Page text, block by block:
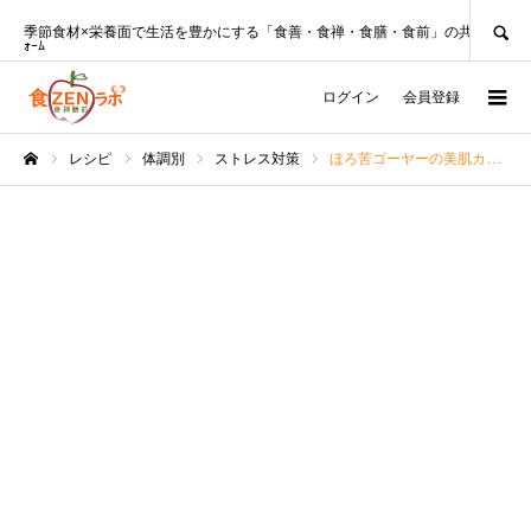
季節食材×栄養面で生活を豊かにする「食善・食禅・食膳・食前」の共創ﾌﾟﾗｯﾄﾌ
ｫｰﾑ
ログイン 会員登録
レシピ 体調別 ストレス対策 ほろ苦ゴーヤーの美肌カラフルマリネ【管理栄養士レシピ】